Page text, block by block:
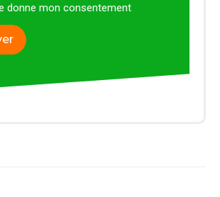
donne mon consentement